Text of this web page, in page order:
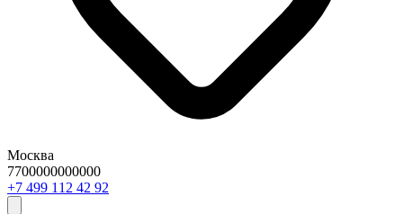
Москва
7700000000000
29 24 211 994 7+